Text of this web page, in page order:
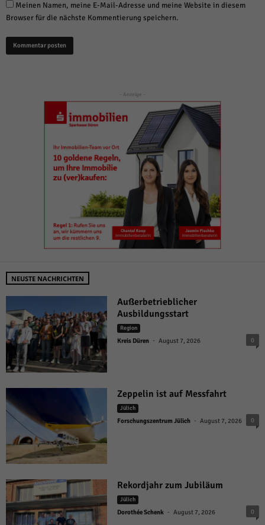
Meinen Namen, meine E-Mail-Adresse und meine Website in diesem
Browser für die nächste Kommentierung speichern.
- Anzeige -
NEUSTE NACHRICHTEN
Außerbetrieblicher
Ausbildungsstart
Region
Kreis Düren - August 7, 2026 0
Zeppelin ist auf Messfahrt
Jülich
Forschungszentrum Jülich - August 7, 2026 0
Rekordjahr zum Jubiläum
Jülich
Dorothée Schenk - August 7, 2026 0